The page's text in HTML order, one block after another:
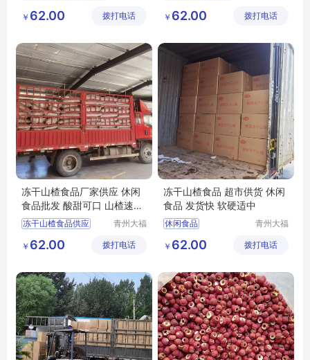
冻干山楂食品出售
冻干山楂食品供应
展有限公
￥ 62.00 拨打电话
冻干山楂制品生产厂家
冻干山楂食品厂家供应
展有限公
￥ 62.00 拨打电话
冻干山楂食品厂家供应 休闲
食品批发 酸甜可口 山楂速食
小零食
冻干山楂食品供应
休闲食品批发
冻干山楂食品生产
青州大福
展有限公
￥ 62.00 拨打电话
冻干山楂食品 超市供货 休闲
食品 发货快 软硬适中
休闲食品
冻干山楂制品出售
冻干山楂厂家
青州大福
展有限公
￥ 62.00 拨打电话